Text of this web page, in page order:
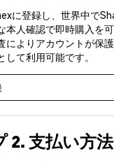
に登録し、世界中で
本人確認で即時購入を
によりアカウントが保
して利用可能です。
2. 支払い方